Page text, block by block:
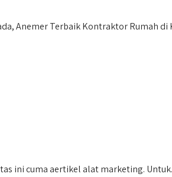
Anemer Terbaik Kontraktor Rumah di
ini cuma aertikel alat marketing.